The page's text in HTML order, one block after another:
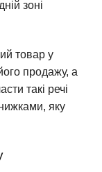
зоні
товар у
продажу, а
такі речі
яку